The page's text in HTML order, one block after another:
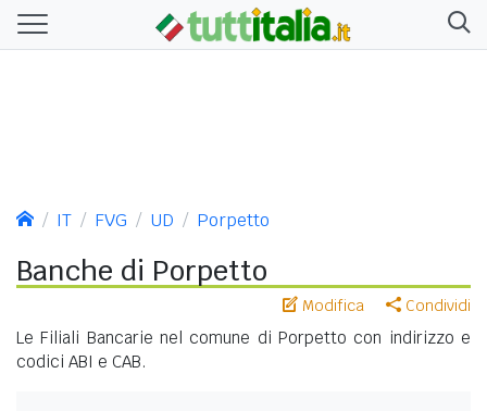
IT FVG UD Porpetto
Banche di Porpetto
Modifica Condividi
Le Filiali Bancarie nel comune di Porpetto con indirizzo e
codici ABI e CAB.